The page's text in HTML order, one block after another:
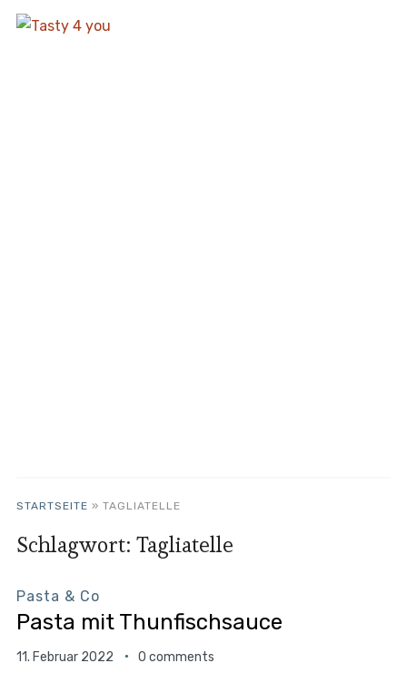
STARTSEITE » TAGLIATELLE
Schlagwort: Tagliatelle
Pasta & Co
Pasta mit Thunfischsauce
11. Februar 2022 0 comments